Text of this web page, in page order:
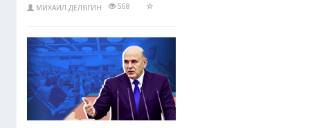
МИХАИЛ ДЕЛЯГИН 568